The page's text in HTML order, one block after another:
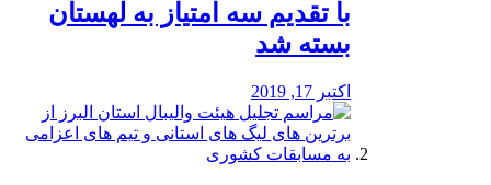
با تقدیم سه امتیاز به لهستان
بسته شد
اکتبر 17, 2019